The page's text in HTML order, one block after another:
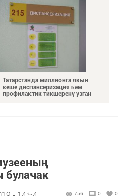
Татарстанда миллионга якын
кеше диспансеризация һәм
профилактик тикшеренү узган
булачак
756 0 0